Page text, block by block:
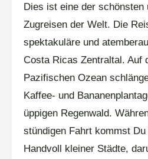
Dies ist eine der schönsten
Zugreisen der Welt. Die
spektakuläre und
Costa Ricas Zentraltal. Auf
Pazifischen Ozean
Kaffee- und
üppigen Regenwald.
stündigen Fahrt kommst
Handvoll kleiner Städte,